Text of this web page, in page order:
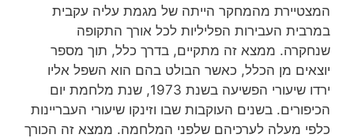
המצטיירת מהמחקר הייתה של מגמת עליה עקבית
במרבית העבירות הפליליות לכל אורך התקופה
שנחקרה. ממצא זה מתקיים, בדרך כלל, תוך מספר
יוצאים מן הכלל, כאשר הבולט בהם הוא השפל אליו
ירדו שיעורי הפשיעה בשנת 1973, שנת מלחמת יום
הכיפורים. בשנים העוקבות שבו וזינקו שיעורי העבריינות
כלפי מעלה לערכיהם שלפני המלחמה. ממצא זה הכורך